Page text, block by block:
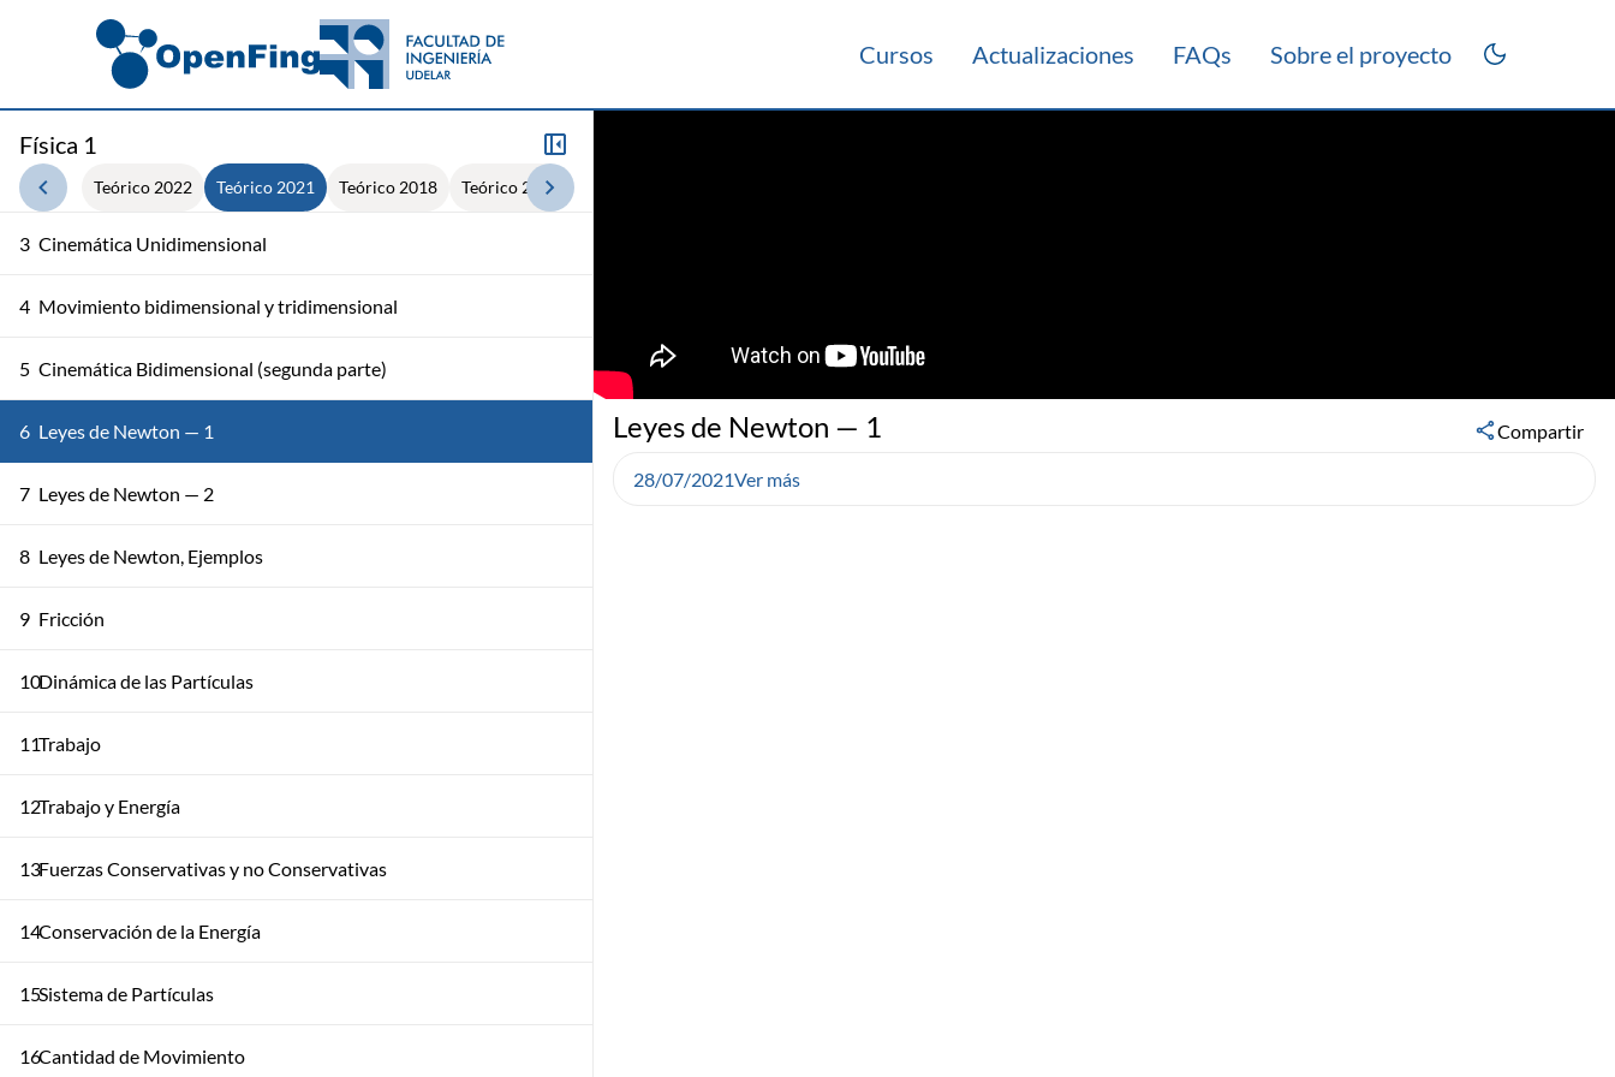
Cursos Actualizaciones FAQs Sobre el proyecto
Física 1
Teórico 2022 Teórico 2021 Teórico 2018 Teórico 2014
3 Cinemática Unidimensional
4 Movimiento bidimensional y tridimensional
5 Cinemática Bidimensional (segunda parte)
6 Leyes de Newton — 1
7 Leyes de Newton — 2
8 Leyes de Newton, Ejemplos
9 Fricción
10Dinámica de las Partículas
11Trabajo
12Trabajo y Energía
13Fuerzas Conservativas y no Conservativas
14Conservación de la Energía
15Sistema de Partículas
16Cantidad de Movimiento
Leyes de Newton — 1 Compartir
28/07/2021Ver más